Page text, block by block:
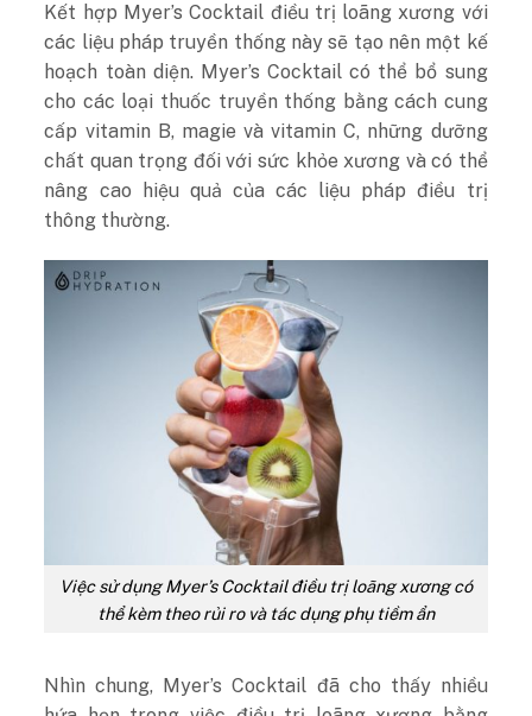
Kết hợp Myer’s Cocktail điều trị loãng xương với
các liệu pháp truyền thống này sẽ tạo nên một kế
hoạch toàn diện. Myer’s Cocktail có thể bổ sung
cho các loại thuốc truyền thống bằng cách cung
cấp vitamin B, magie và vitamin C, những dưỡng
chất quan trọng đối với sức khỏe xương và có thể
nâng cao hiệu quả của các liệu pháp điều trị
thông thường.
Việc sử dụng Myer’s Cocktail điều trị loãng xương có
thể kèm theo rủi ro và tác dụng phụ tiềm ẩn
Nhìn chung, Myer’s Cocktail đã cho thấy nhiều